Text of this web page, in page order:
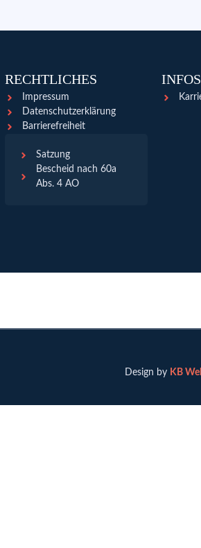
RECHTLICHES
Impressum
Datenschutzerklärung
Barrierefreiheit
Satzung
Bescheid nach 60a
Abs. 4 AO
INFOS
Design by KB